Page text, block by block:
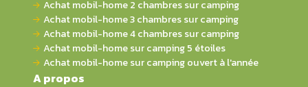
Achat mobil-home 2 chambres sur camping
Achat mobil-home 3 chambres sur camping
Achat mobil-home 4 chambres sur camping
Achat mobil-home sur camping 5 étoiles
Achat mobil-home sur camping ouvert à l'année
A propos